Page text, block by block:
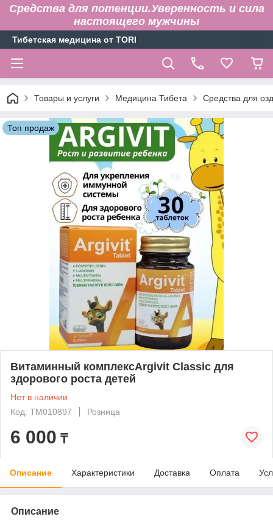
Средства для потенции.Уверенность и сила
настоящего мужчины
Тибетская медицина от TORI
Товары и услуги Медицина Тибета Средства для
Топ продаж
Витаминный комплексArgivit Classic для
здорового роста детей
Нет в наличии
Код: ТМ010897
Розница
6 000 ₸
Описание Характеристики Доставка Оплата
Описание